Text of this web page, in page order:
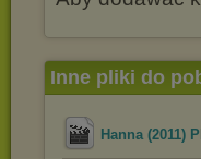
Inne pliki do
Hanna (2011)